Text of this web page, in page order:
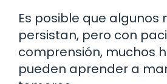
Es posible que algunos
persistan, pero con
comprensión, muchos
pueden aprender a